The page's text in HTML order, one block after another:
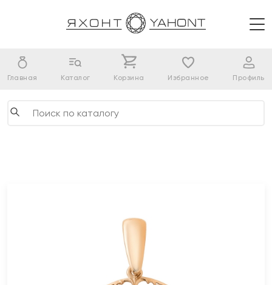
Главная Каталог Корзина Избранное Профиль